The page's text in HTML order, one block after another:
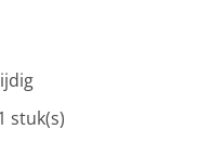
stuk(s)